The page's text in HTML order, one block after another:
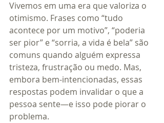
Vivemos em uma era que valoriza o
otimismo. Frases como “tudo
acontece por um motivo”, “poderia
ser pior” e “sorria, a vida é bela” são
comuns quando alguém expressa
tristeza, frustração ou medo. Mas,
embora bem-intencionadas, essas
respostas podem invalidar o que a
pessoa sente—e isso pode piorar o
problema.